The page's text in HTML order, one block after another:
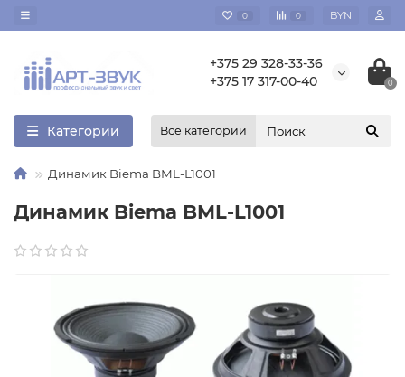
0 0 BYN
+375 29 328-33-36
+375 17 317-00-40
0
Категории Все категории
Динамик Biema BML-L1001
Динамик Biema BML-L1001